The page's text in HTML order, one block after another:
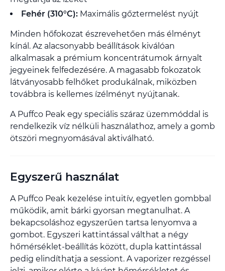
Fehér (310°C): Maximális gőztermelést nyújt
Minden hőfokozat észrevehetően más élményt
kínál. Az alacsonyabb beállítások kiválóan
alkalmasak a prémium koncentrátumok árnyalt
jegyeinek felfedezésére. A magasabb fokozatok
látványosabb felhőket produkálnak, miközben
továbbra is kellemes ízélményt nyújtanak.
A Puffco Peak egy speciális száraz üzemmóddal is
rendelkezik víz nélküli használathoz, amely a gomb
ötszöri megnyomásával aktiválható.
Egyszerű használat
A Puffco Peak kezelése intuitív, egyetlen gombbal
működik, amit bárki gyorsan megtanulhat. A
bekapcsoláshoz egyszerűen tartsa lenyomva a
gombot. Egyszeri kattintással válthat a négy
hőmérséklet-beállítás között, dupla kattintással
pedig elindíthatja a sessiont. A vaporizer rezgéssel